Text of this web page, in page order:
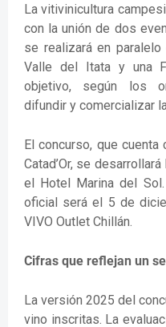
La vitivinicultura
con la unión de dos
se realizará en
Valle del Itata y una
objetivo, según los
difundir y comercializar
El concurso, que
Catad’Or, se
el Hotel Marina del
oficial será el 5 de
VIVO Outlet Chillán.
Cifras que reflejan un
La versión 2025 del
vino inscritas. La